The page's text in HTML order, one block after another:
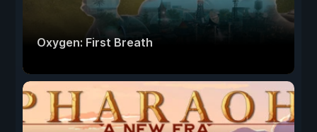
Oxygen: First Breath